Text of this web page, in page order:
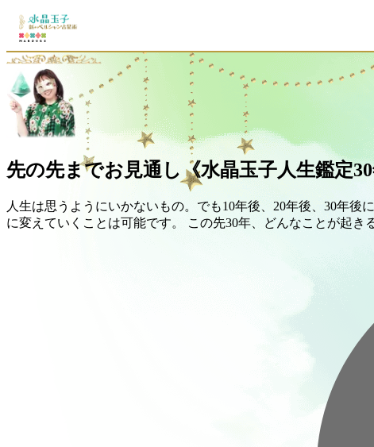
先の先までお見通し《水晶玉子人生鑑定
人生は思うようにいかないもの。でも10年後、20年後、30年
に変えていくことは可能です。 この先30年、どんなことが起き